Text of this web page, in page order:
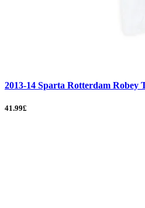
2013-14 Sparta Rotterdam Robey
41.99£